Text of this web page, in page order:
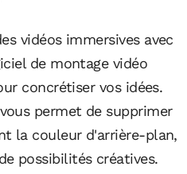
vidéos immersives avec
de montage vidéo
concrétiser vos idées.
permet de supprimer
la couleur d'arrière-plan,
possibilités créatives.